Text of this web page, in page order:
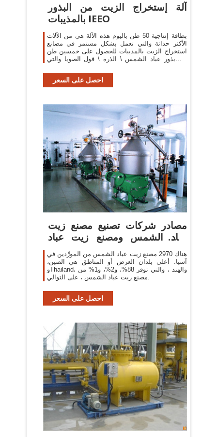
آلة إستخراج الزيت من البذور
بالمذيبات IEEO
بطاقة إنتاجية 50 طن باليوم هذه الآلة هي من الآلات
الأكثر حداثة والتي تعمل بشكل مستمر في مصانع
استخراج الزيت بالمذيبات للحصول على خمسين طن
من بذور عباد الشمس \ الذرة \ فول الصويا والتي
احصل على السعر
مصادر شركات تصنيع مصنع زيت
عباد الشمس ومصنع زيت عباد
الشمس
هناك 2970 مصنع زيت عباد الشمس من المورِّدين في
آسيا. أعلى بلدان العرض أو المناطق هي الصين،
وThailand، والهند ، والتي توفر 88%، و2%، و1% من
مصنع زيت عباد الشمس ، على التوالي.
احصل على السعر